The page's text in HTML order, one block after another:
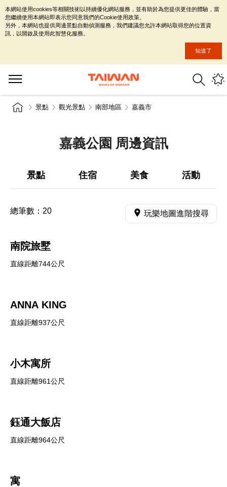
景點 觀光景點 南部地區 嘉義市
嘉義公園 周邊資訊
景點 住宿 美食 活動
總筆數： 20 玩樂地圖進階搜尋
南院旅墅
直線距離744公尺
ANNA KING
直線距離937公尺
小木寓所
直線距離961公尺
鈺通大飯店
直線距離964公尺
寓
本網站使用cookies等相關技術以持續優化網站服務，並有助於為您提供更佳的體驗，當
您繼續使用本網站即表示您同意我們的Cookie使用政策。
另外，本網站也提供周邊景點自動偵測服務，我們建議您允許本網站取得您的位置資
訊，以開啟及使用此智慧化服務。
知道了